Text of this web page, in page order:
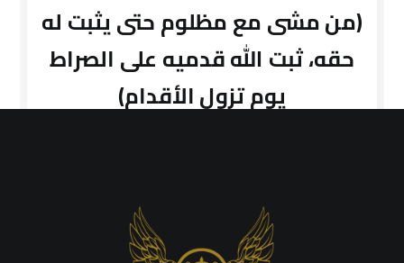
(من مشى مع مظلوم حتى يثبت له
حقه، ثبت الله قدميه على الصراط
يوم تزول الأقدام)